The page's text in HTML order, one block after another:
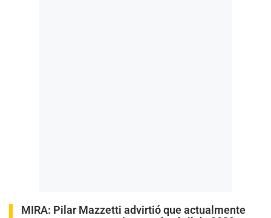
MIRA: Pilar Mazzetti advirtió que actualmente